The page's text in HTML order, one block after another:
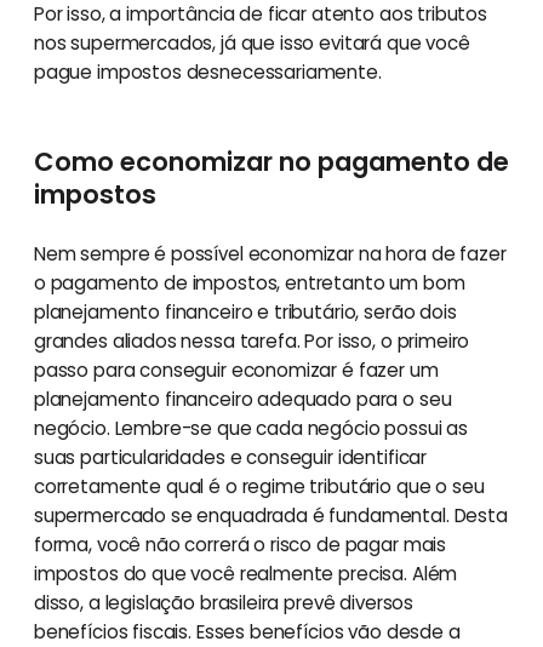
Por isso, a importância de ficar atento aos tributos
nos supermercados, já que isso evitará que você
pague impostos desnecessariamente.
Como economizar no pagamento de
impostos
Nem sempre é possível economizar na hora de fazer
o pagamento de impostos, entretanto um bom
planejamento financeiro e tributário, serão dois
grandes aliados nessa tarefa. Por isso, o primeiro
passo para conseguir economizar é fazer um
planejamento financeiro adequado para o seu
negócio. Lembre-se que cada negócio possui as
suas particularidades e conseguir identificar
corretamente qual é o regime tributário que o seu
supermercado se enquadrada é fundamental. Desta
forma, você não correrá o risco de pagar mais
impostos do que você realmente precisa. Além
disso, a legislação brasileira prevê diversos
benefícios fiscais. Esses benefícios vão desde a